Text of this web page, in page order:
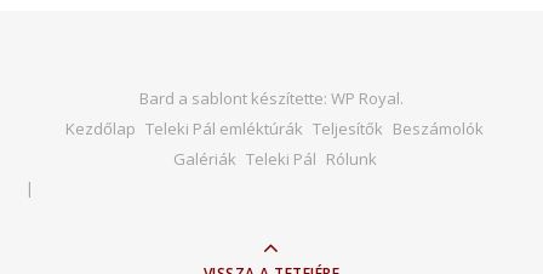
Bard a sablont készítette: WP Royal.
Kezdőlap Teleki Pál emléktúrák Teljesítők Beszámolók
Galériák Teleki Pál Rólunk